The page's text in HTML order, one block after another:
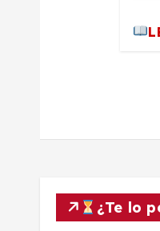
a
s
¿Te lo